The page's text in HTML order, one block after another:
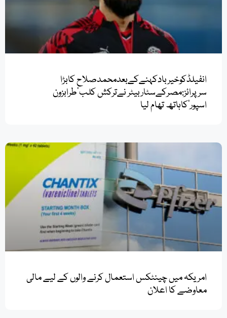
انفیلڈکوخیربادکہنےکےبعدمحمدصلاح کابڑا
سرپرائز:مصرکےسٹاربیٹر نےترکش کلب’طرابزون
اسپور‘کاہاتھ تھام لیا
امریکہ میں چینٹکس استعمال کرنے والوں کے لیے مالی
معاوضے کا اعلان